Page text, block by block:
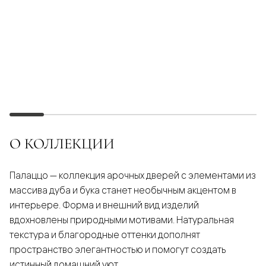
О КОЛЛЕКЦИИ
Палаццо — коллекция арочных дверей с элементами из
массива дуба и бука станет необычным акцентом в
интерьере. Форма и внешний вид изделий
вдохновлены природными мотивами. Натуральная
текстура и благородные оттенки дополнят
пространство элегантностью и помогут создать